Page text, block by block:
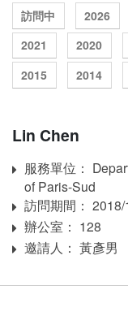
訪問中 2026
2021
2020
2015
2014
Lin Chen
Affiliation
服務單位：
of Paris-Sud
訪問期間：
訪問期間：
Room
辦公室： 128
Inviter
邀請人： 黃彥男